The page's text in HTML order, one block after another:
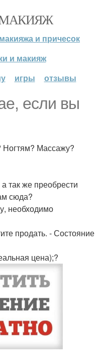
и причесок
и макияж
игры отзывы
если вы
Массажу?
так же преобрести
сюда?
необходимо
продать. - Состояние
цена);?